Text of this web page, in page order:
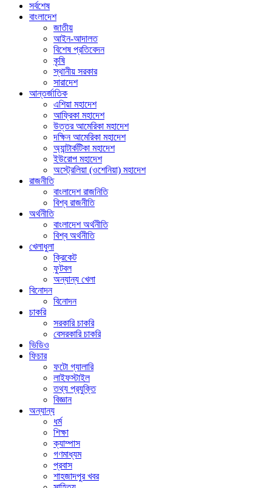
সর্বশেষ
বাংলাদেশ
জাতীয়
আইন-আদালত
বিশেষ প্রতিবেদন
কৃষি
স্থানীয় সরকার
সারাদেশ
আন্তর্জাতিক
এশিয়া মহাদেশ
আফ্রিকা মহাদেশ
উত্তর আমেরিকা মহাদেশ
দক্ষিন আমেরিকা মহাদেশ
অ্যান্টার্কটিকা মহাদেশ
ইউরোপ মহাদেশ
অস্ট্রেলিয়া (ওশেনিয়া) মহাদেশ
রাজনীতি
বাংলাদেশ রাজনিতি
বিশ্ব রাজনীতি
অর্থনীতি
বাংলাদেশ অর্থনীতি
বিশ্ব অর্থনীতি
খেলাধুলা
ক্রিকেট
ফুটবল
অন্যান্য খেলা
বিনোদন
বিনোদন
চাকরি
সরকারি চাকরি
বেসরকারি চাকরি
ভিডিও
ফিচার
ফটো গ্যালারি
লাইফস্টাইল
তথ্য প্রযুক্তি
বিজ্ঞান
অন্যান্য
ধর্ম
শিক্ষা
ক্যাম্পাস
গণমাধ্যম
প্রবাস
শাহজাদপুর খবর